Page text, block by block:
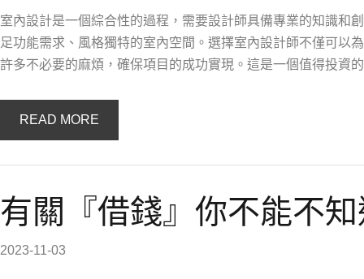
室內設計是一個綜合性的過程，需要設計師具備專業的知識和
足功能需求、風格獨特的室內空間。選擇室內設計師不僅可以
許多不必要的麻煩，確保項目的成功實現。這是一個值得投資
READ MORE
有關『借錢』你不能不
2023-11-03